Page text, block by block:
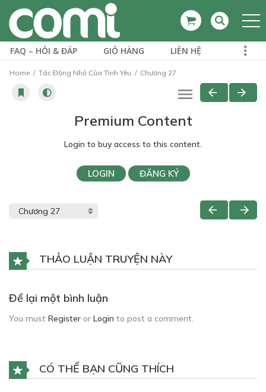
FAQ – HỎI & ĐÁP GIỎ HÀNG LIÊN HỆ
Home Tác Động Nhỏ Của Tình Yêu Chương 27
Premium Content
Login to buy access to this content.
LOGIN ĐĂNG KÝ
THẢO LUẬN TRUYỆN NÀY
Để lại một bình luận
You must Register or Login to post a comment.
CÓ THỂ BẠN CŨNG THÍCH